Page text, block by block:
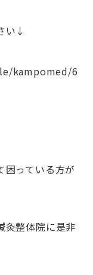
い↓
kampomed/6
困っている方が
灸整体院に是非